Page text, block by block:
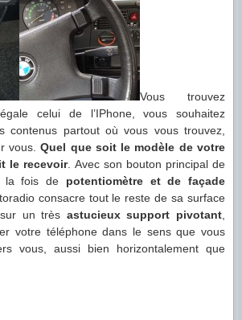
Vous trouvez
celui de l’IPhone, vous souhaitez
contenus partout où vous vous trouvez,
vous.Quel que soit le modèle de votre
le recevoir. Avec son bouton principal de
la fois de potentiomètre et de façade
consacre tout le reste de sa surface
un très astucieux support pivotant
votre téléphone dans le sens que vous
vous, aussi bien horizontalement que